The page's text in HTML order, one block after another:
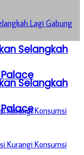
Selangkah
Selangkah